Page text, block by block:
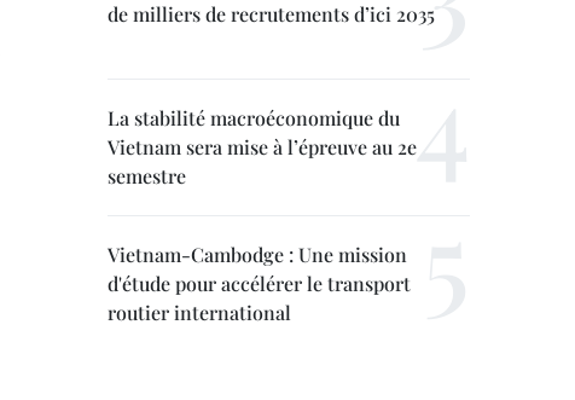
de milliers de recrutements d’ici 2035
La stabilité macroéconomique du
Vietnam sera mise à l’épreuve au 2e
semestre
Vietnam-Cambodge : Une mission
d'étude pour accélérer le transport
routier international